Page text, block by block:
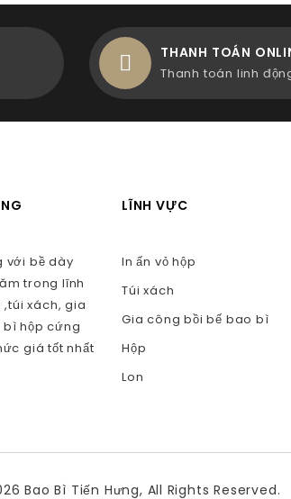
THANH TOÁN
Thanh toán linh
với bề dày
trong lĩnh
,túi xách, gia
hộp cứng
giá tốt nhất
LĨNH VỰC
In ấn vỏ hộp
Túi xách
Gia công bồi bế bao bì
Hộp
Lon
Bao Bì Tiến Hưng, All Rights Reserved.